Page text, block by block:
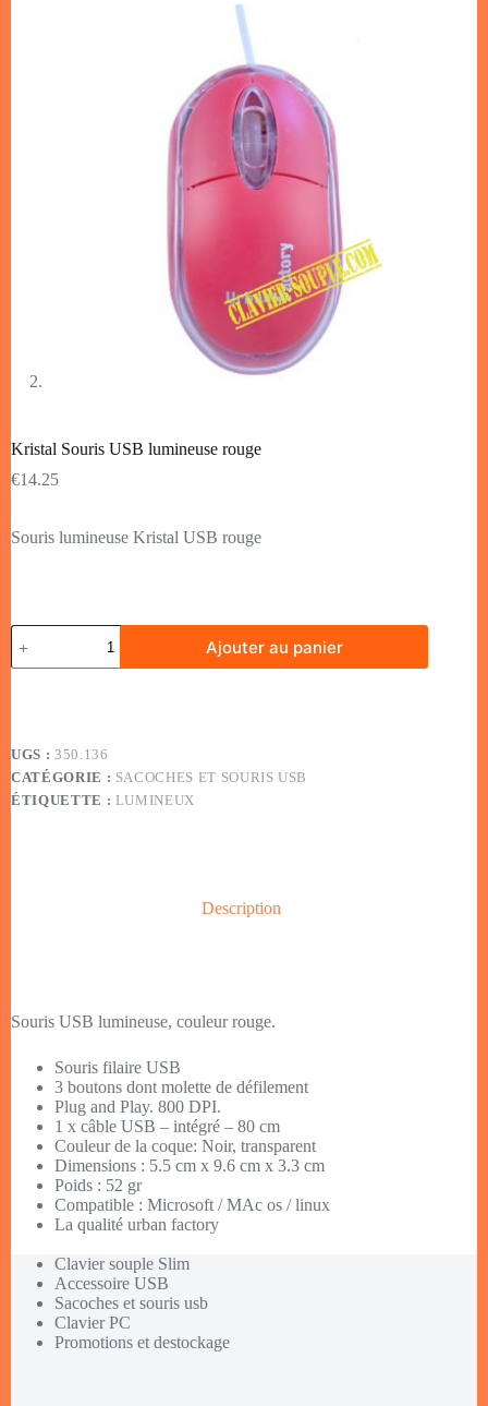
Kristal Souris USB lumineuse rouge
€14.25
Souris lumineuse Kristal USB rouge
Ajouter au panier
UGS : 350.136
CATÉGORIE : SACOCHES ET SOURIS USB
ÉTIQUETTE : LUMINEUX
Description
Souris USB lumineuse, couleur rouge.
Souris filaire USB
3 boutons dont molette de défilement
Plug and Play. 800 DPI.
1 x câble USB – intégré – 80 cm
Couleur de la coque: Noir, transparent
Dimensions : 5.5 cm x 9.6 cm x 3.3 cm
Poids : 52 gr
Compatible : Microsoft / MAc os / linux
La qualité urban factory
Clavier souple Slim
Accessoire USB
Sacoches et souris usb
Clavier PC
Promotions et destockage